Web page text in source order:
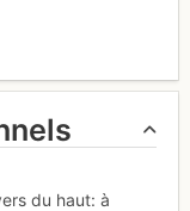
du haut: à